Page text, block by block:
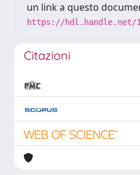
un link a questo
https://hdl.handle.net/
Citazioni